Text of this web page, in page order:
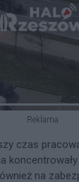
Reklama
czas
na